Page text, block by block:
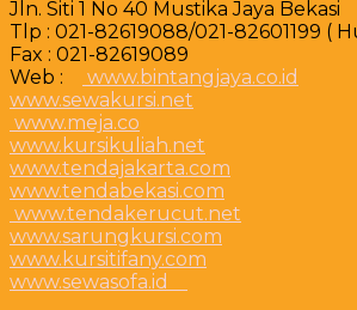
Jln. Siti 1 No 40 Mustika Jaya Bekasi
Tlp : 021-82619088/021-82601199 (
Fax : 021-82619089
Web :
www.bintangjaya.co.id
www.sewakursi.net
www.meja.co
www.kursikuliah.net
www.tendajakarta.com
www.tendabekasi.com
www.tendakerucut.net
www.sarungkursi.com
www.kursitifany.com
www.sewasofa.id